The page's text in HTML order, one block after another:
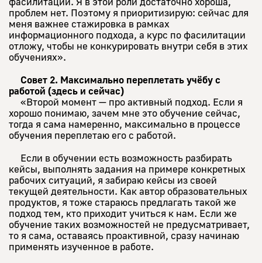
проблем нет. Поэтому я приоритизирую: сейчас для
меня важнее стажировка в рамках
информационного подхода, а курс по фасилитации
отложу, чтобы не конкурировать внутри себя в этих
обучениях».
Совет 2. Максимально переплетать учёбу с
работой (здесь и сейчас)
«Второй момент — про активный подход. Если я
хорошо понимаю, зачем мне это обучение сейчас,
тогда я сама намеренно, максимально в процессе
обучения переплетаю его с работой.
Если в обучении есть возможность разбирать
кейсы, выполнять задания на примере конкретных
рабочих ситуаций, я забираю кейсы из своей
текущей деятельности. Как автор образовательных
продуктов, я тоже стараюсь предлагать такой же
подход тем, кто приходит учиться к нам. Если же
обучение таких возможностей не предусматривает,
то я сама, оставаясь проактивной, сразу начинаю
применять изученное в работе.